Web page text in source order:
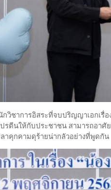
กวิชาการอิสระที่จบปริญญาเอกเรื่
รตีนให้กับประชาชน สามารถอา
าคุกคามดุร้ายน่ากลัวอย่างที่พูดกัน